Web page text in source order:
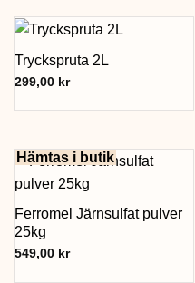
Tryckspruta 2L
299,00 kr
Hämtas i butik
Ferromel Järnsulfat pulver
25kg
549,00 kr